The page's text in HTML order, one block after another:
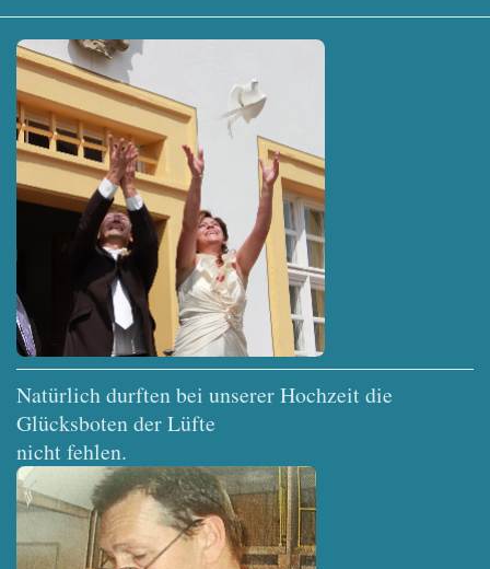
Natürlich durften bei unserer Hochzeit die
Glücksboten der Lüfte
nicht fehlen.